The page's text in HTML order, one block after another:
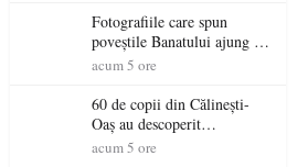
tabăra de vară
Fotografiile care spun
poveștile Banatului ajung la
Muzeul de Artă Satu Mare
acum 5 ore
60 de copii din Călinești-
Oaș au descoperit
patrimoniul local la Casa
acum 5 ore